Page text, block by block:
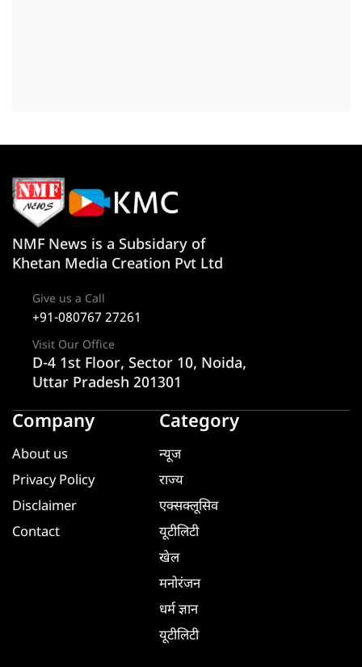
NMF News is a Subsidary of
Khetan Media Creation Pvt Ltd
Give us a Call
+91-080767 27261
Visit Our Office
D-4 1st Floor, Sector 10, Noida,
Uttar Pradesh 201301
Company
About us
Privacy Policy
Disclaimer
Contact
Category
न्यूज
राज्य
एक्सक्लूसिव
यूटीलिटी
खेल
मनोरंजन
धर्म ज्ञान
यूटीलिटी